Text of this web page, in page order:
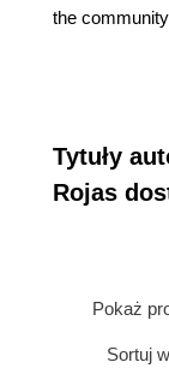
the
Tytuły
Rojas
Pokaż
Sortuj